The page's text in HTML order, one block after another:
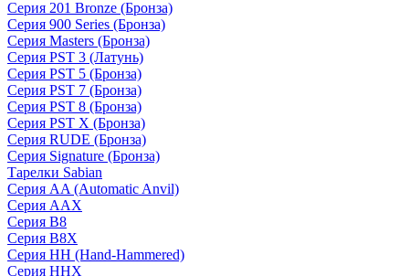
Серия 201 Bronze (Бронза)
Серия 900 Series (Бронза)
Серия Masters (Бронза)
Серия PST 3 (Латунь)
Серия PST 5 (Бронза)
Серия PST 7 (Бронза)
Серия PST 8 (Бронза)
Серия PST X (Бронза)
Серия RUDE (Бронза)
Серия Signature (Бронза)
Тарелки Sabian
Серия AA (Automatic Anvil)
Серия AAX
Серия B8
Серия B8X
Серия HH (Hand-Hammered)
Серия HHX